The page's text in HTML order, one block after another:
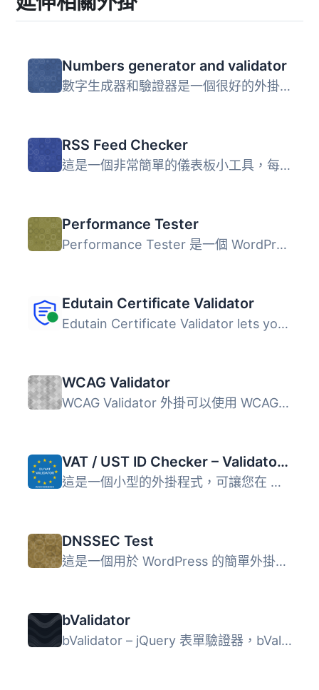
Numbers generator and validator
數字生成器和驗證器是一個很好的外掛，適用於希望輕鬆生成大...
RSS Feed Checker
這是一個非常簡單的儀表板小工具，每當您的儀表板載入時都會...
Performance Tester
Performance Tester 是一個 WordPress 外掛，可讓您從後台直...
Edutain Certificate Validator
Edutain Certificate Validator lets you publish a professi...
WCAG Validator
WCAG Validator 外掛可以使用 WCAG 標準檢查所有文章內容 您...
VAT / UST ID Checker – Validator EU for WooCommerce
這是一個小型的外掛程式，可讓您在 WooCommerce 中應用反向收...
DNSSEC Test
這是一個用於 WordPress 的簡單外掛程式，用於測試訪問者的 I...
bValidator
bValidator – jQuery 表單驗證器，bValidator 是一個用...